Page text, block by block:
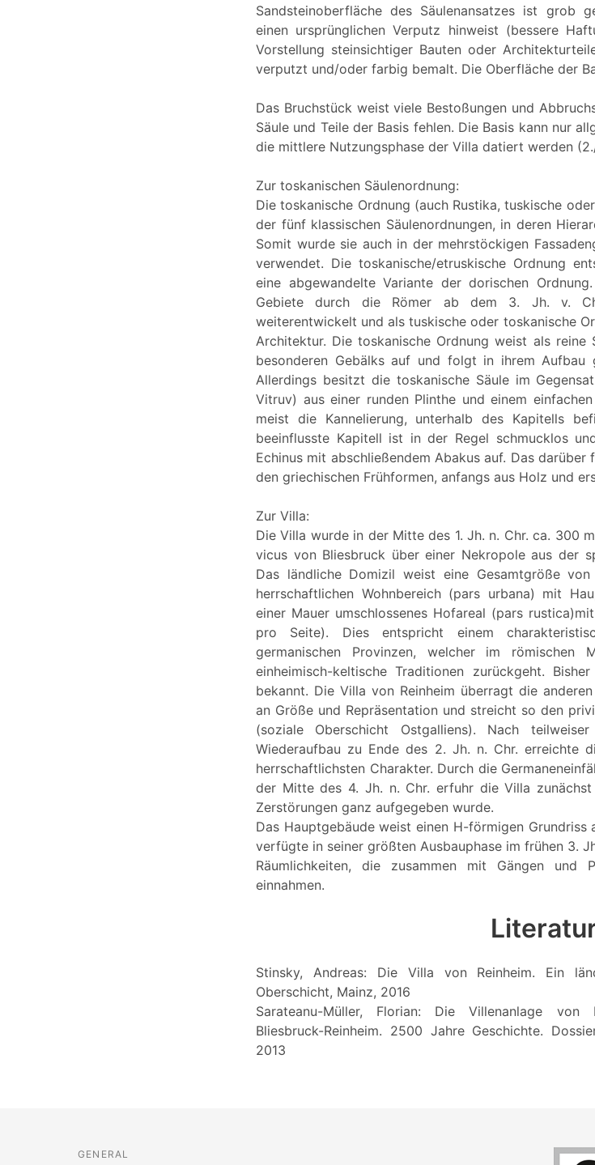
Sandsteinoberfläche des Säulenansatzes ist grob
einen ursprünglichen Verputz hinweist (bessere
Vorstellung steinsichtiger Bauten oder
verputzt und/oder farbig bemalt. Die Oberfläche der
Das Bruchstück weist viele Bestoßungen und
Säule und Teile der Basis fehlen. Die Basis kann nur
die mittlere Nutzungsphase der Villa datiert werden
Zur toskanischen Säulenordnung:
Die toskanische Ordnung (auch Rustika, tuskische
der fünf klassischen Säulenordnungen, in deren
Somit wurde sie auch in der mehrstöckigen
verwendet. Die toskanische/etruskische Ordnung
eine abgewandelte Variante der dorischen
Gebiete durch die Römer ab dem 3. Jh. v.
weiterentwickelt und als tuskische oder toskanische
Architektur. Die toskanische Ordnung weist als reine
besonderen Gebälks auf und folgt in ihrem Aufbau
Allerdings besitzt die toskanische Säule im
Vitruv) aus einer runden Plinthe und einem
meist die Kannelierung, unterhalb des Kapitells
beeinflusste Kapitell ist in der Regel schmucklos
Echinus mit abschließendem Abakus auf. Das
den griechischen Frühformen, anfangs aus Holz und
Zur Villa:
Die Villa wurde in der Mitte des 1. Jh. n. Chr. ca. 300
vicus von Bliesbruck über einer Nekropole aus der
Das ländliche Domizil weist eine Gesamtgröße
herrschaftlichen Wohnbereich (pars urbana) mit
einer Mauer umschlossenes Hofareal (pars
pro Seite). Dies entspricht einem
germanischen Provinzen, welcher im
einheimisch-keltische Traditionen zurückgeht.
bekannt. Die Villa von Reinheim überragt die
an Größe und Repräsentation und streicht so den
(soziale Oberschicht Ostgalliens). Nach
Wiederaufbau zu Ende des 2. Jh. n. Chr. erreichte
herrschaftlichsten Charakter. Durch die
der Mitte des 4. Jh. n. Chr. erfuhr die Villa zunächst
Zerstörungen ganz aufgegeben wurde.
Das Hauptgebäude weist einen H-förmigen
verfügte in seiner größten Ausbauphase im frühen 3.
Räumlichkeiten, die zusammen mit Gängen
einnahmen.
Stinsky, Andreas: Die Villa von Reinheim. Ein
Oberschicht, Mainz, 2016
Sarateanu-Müller, Florian: Die Villenanlage von
Bliesbruck-Reinheim. 2500 Jahre Geschichte.
2013
GENERAL